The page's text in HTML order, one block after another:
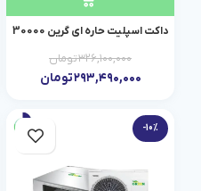
داکت اسپلیت حاره ای گرین 30000
۳۲۶,۱۰۰,۰۰۰تومان
۲۹۳,۴۹۰,۰۰۰تومان
-10%